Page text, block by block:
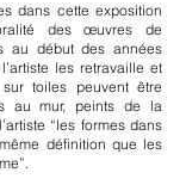
dans cette exposition
des œuvres de
au début des années
les retravaille et
toiles peuvent être
au mur, peints de la
“les formes dans
définition que les